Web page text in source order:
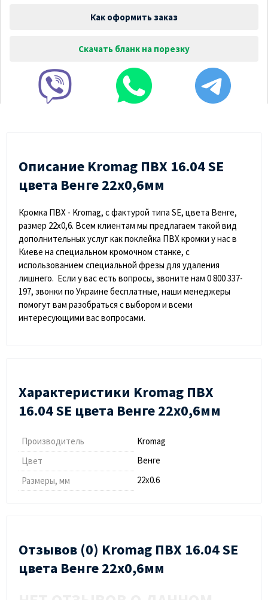
Как оформить заказ
Скачать бланк на порезку
Описание Kromag ПВХ 16.04 SЕ
цвета Венге 22х0,6мм
Кромка ПВХ - Kromag, с фактурой типа SE, цвета Венге,
размер 22х0,6. Всем клиентам мы предлагаем такой вид
дополнительных услуг как поклейка ПВХ кромки у нас в
Киеве на специальном кромочном станке, с
использованием специальной фрезы для удаления
лишнего. Если у вас есть вопросы, звоните нам 0 800 337-
197, звонки по Украине бесплатные, наши менеджеры
помогут вам разобраться с выбором и всеми
интересующими вас вопросами.
Характеристики Kromag ПВХ
16.04 SЕ цвета Венге 22х0,6мм
Производитель
Kromag
Цвет
Венге
Размеры, мм
22х0.6
Отзывов (0) Kromag ПВХ 16.04 SЕ
цвета Венге 22х0,6мм